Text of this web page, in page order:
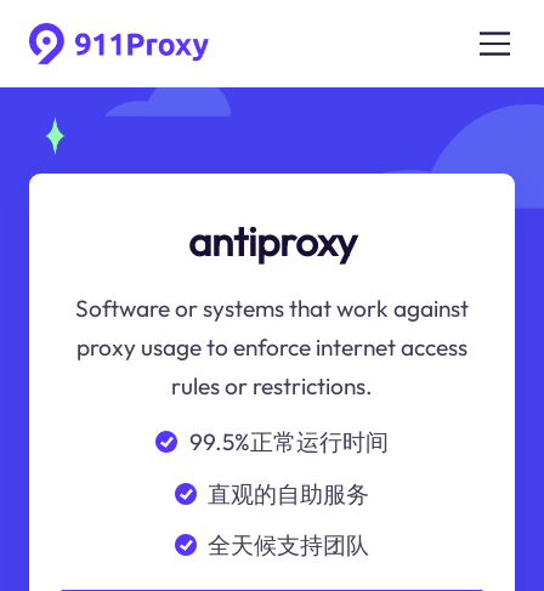
antiproxy
Software or systems that work against
proxy usage to enforce internet access
rules or restrictions.
99.5%正常运行时间
直观的自助服务
全天候支持团队